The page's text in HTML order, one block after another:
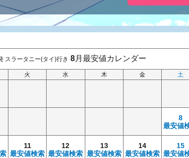
スラータニー(タイ)行き 8月最安値カレンダー
火 水 木 金 土
8
最安値
11
最安値検索
12
最安値検索
13
最安値検索
14
最安値検索
15
最安値